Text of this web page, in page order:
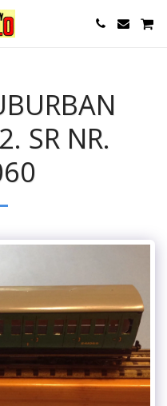
SR NR.